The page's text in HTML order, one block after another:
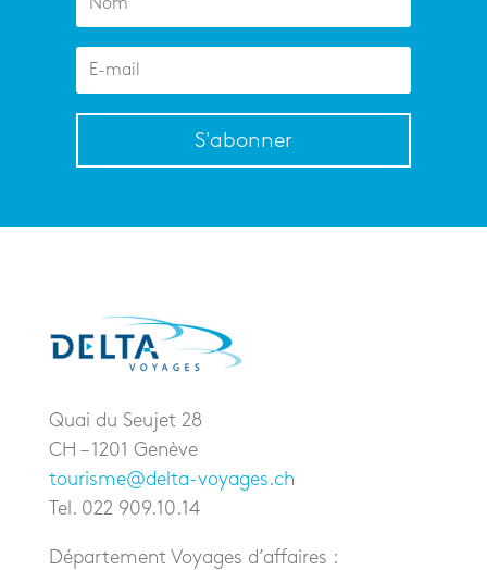
S'abonner
Quai du Seujet 28
CH – 1201 Genève
tourisme@delta-voyages.ch
Tel. 022 909.10.14
Département Voyages d’affaires :